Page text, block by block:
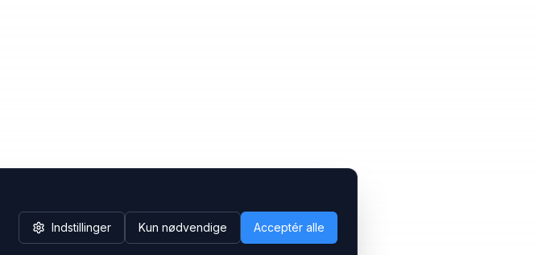
Indstillinger Kun nødvendige Acceptér alle